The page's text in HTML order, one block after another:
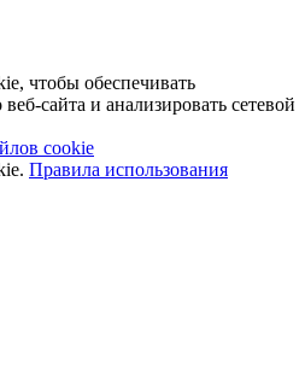
чтобы обеспечивать
сайта и анализировать сетевой
cookie
Правила использования